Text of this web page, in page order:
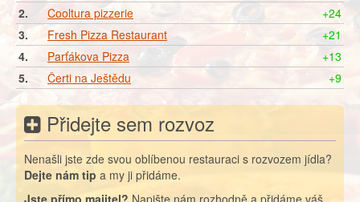
2.
Cooltura pizzerie
+24
3.
Fresh Pizza Restaurant
+21
4.
Parťákova Pizza
+13
5.
Čerti na Ještědu +9
Přidejte sem rozvoz
Nenašli jste zde svou oblíbenou restauraci s rozvozem jídla?
Dejte nám tip a my ji přidáme.
Jste přímo majitel? Napište nám rozhodně a přidáme váš